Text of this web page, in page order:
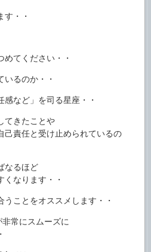
す・・
てください・・
いるのか・・
など」を司る星座・・
てきたことや
己責任と受け止められているの
なるほど
くなります・・
ことをオススメします・・
常にスムーズに